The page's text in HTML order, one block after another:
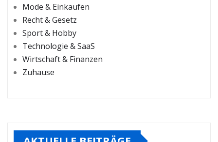
Mode & Einkaufen
Recht & Gesetz
Sport & Hobby
Technologie & SaaS
Wirtschaft & Finanzen
Zuhause